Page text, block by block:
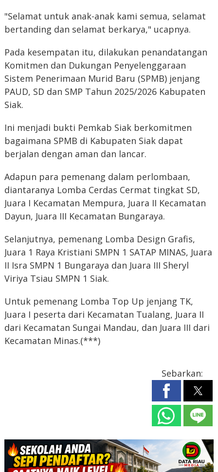
"Selamat untuk anak-anak kami semua, selamat
bertanding dan selamat berkarya," ucapnya.
Pada kesempatan itu, dilakukan penandatangan
Komitmen dan Dukungan Penyelenggaraan
Sistem Penerimaan Murid Baru (SPMB) jenjang
PAUD, SD dan SMP Tahun 2025/2026 Kabupaten
Siak.
Ini menjadi bukti Pemkab Siak berkomitmen
bagaimana SPMB di Kabupaten Siak dapat
berjalan dengan aman dan lancar.
Adapun para pemenang dalam perlombaan,
diantaranya Lomba Cerdas Cermat tingkat SD,
Juara I Kecamatan Mempura, Juara II Kecamatan
Dayun, Juara III Kecamatan Bungaraya.
Selanjutnya, pemenang Lomba Design Grafis,
Juara 1 Raya Kristiani SMPN 1 SATAP MINAS, Juara
II Isra SMPN 1 Bungaraya dan Juara III Sheryl
Viriya Tsiau SMPN 1 Siak.
Untuk pemenang Lomba Top Up jenjang TK,
Juara I peserta dari Kecamatan Tualang, Juara II
dari Kecamatan Sungai Mandau, dan Juara III dari
Kecamatan Minas.(***)
Sebarkan: